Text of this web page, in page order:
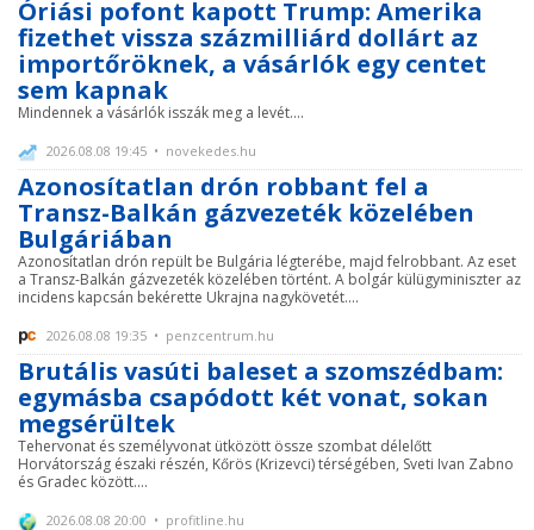
Óriási pofont kapott Trump: Amerika
fizethet vissza százmilliárd dollárt az
importőröknek, a vásárlók egy centet
sem kapnak
Mindennek a vásárlók isszák meg a levét....
2026.08.08 19:45 • novekedes.hu
Azonosítatlan drón robbant fel a
Transz-Balkán gázvezeték közelében
Bulgáriában
Azonosítatlan drón repült be Bulgária légterébe, majd felrobbant. Az eset
a Transz-Balkán gázvezeték közelében történt. A bolgár külügyminiszter az
incidens kapcsán bekérette Ukrajna nagykövetét....
2026.08.08 19:35 • penzcentrum.hu
Brutális vasúti baleset a szomszédbam:
egymásba csapódott két vonat, sokan
megsérültek
Tehervonat és személyvonat ütközött össze szombat délelőtt
Horvátország északi részén, Kőrös (Krizevci) térségében, Sveti Ivan Zabno
és Gradec között....
2026.08.08 20:00 • profitline.hu